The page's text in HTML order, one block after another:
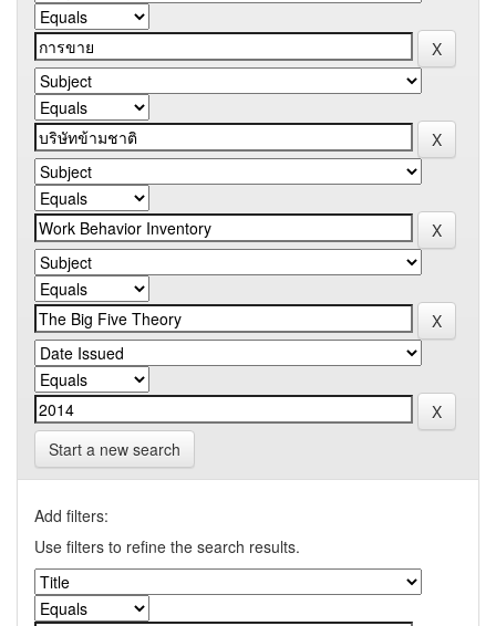
Start a new search
Add filters:
Use filters to refine the search results.